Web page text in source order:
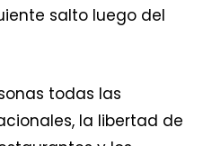
salto luego del
todas las
la libertad de